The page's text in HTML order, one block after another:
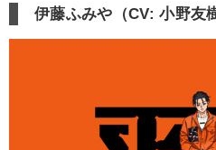
伊藤ふみや（CV: 小野友